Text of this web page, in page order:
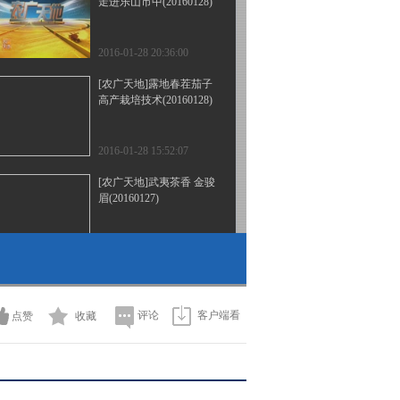
2016-01-28 20:36:00
[农广天地]露地春茬茄子
高产栽培技术(20160128)
2016-01-28 15:52:07
[农广天地]武夷茶香 金骏
眉(20160127)
2016-01-27 15:52:05
[农广天地]从农田到餐桌
点赞 收藏 评论 客户端看